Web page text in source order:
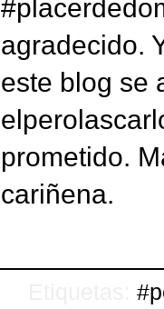
agradecido.
este blog se
prometido.
cariñena.
Etiquetas: